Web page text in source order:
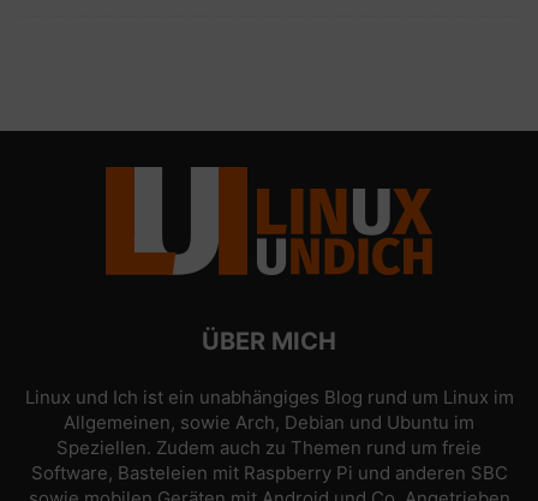
ÜBER MICH
Linux und Ich ist ein unabhängiges Blog rund um Linux im
Allgemeinen, sowie Arch, Debian und Ubuntu im
Speziellen. Zudem auch zu Themen rund um freie
Software, Basteleien mit Raspberry Pi und anderen SBC